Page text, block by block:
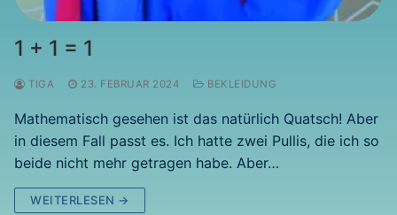
1 + 1 = 1
TIGA 23. FEBRUAR 2024 BEKLEIDUNG
Mathematisch gesehen ist das natürlich Quatsch! Aber
in diesem Fall passt es. Ich hatte zwei Pullis, die ich so
beide nicht mehr getragen habe. Aber…
WEITERLESEN →